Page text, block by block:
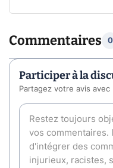
Commentaires 0
Participer à la
Partagez votre avis